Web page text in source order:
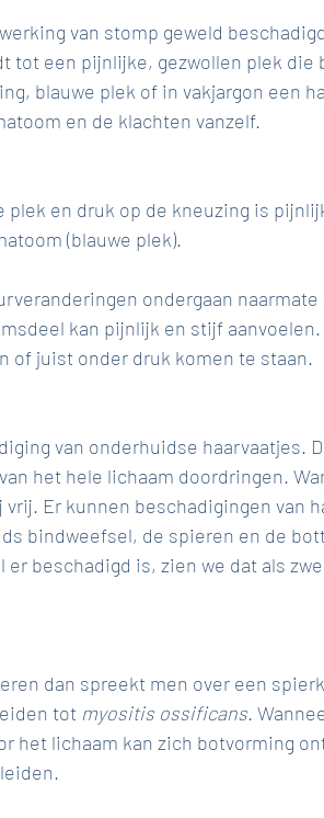
van stomp geweld
tot een pijnlijke, gezwollen plek die
blauwe plek of in vakjargon een
en de klachten vanzelf.
en druk op de kneuzing is
(blauwe plek).
ondergaan
kan pijnlijk en stijf
of juist onder druk komen te staan.
van onderhuidse haarvaatjes.
het hele lichaam doordringen.
Er kunnen beschadigingen van
bindweefsel, de spieren en de
beschadigd is, zien we dat als
dan spreekt men over een
tot myositis ossificans.
het lichaam kan zich botvorming